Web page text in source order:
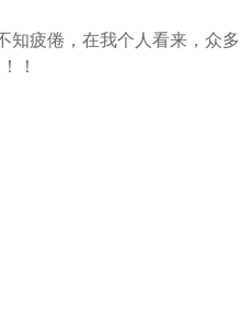
知疲倦，在我个人看来，众多
！